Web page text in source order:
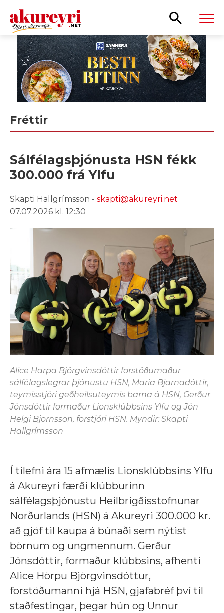
Leita
Fréttir
Sálfélagsþjónusta HSN fékk
300.000 frá Ylfu
Skapti Hallgrímsson - skapti@akureyri.net
07.07.2026 kl. 12:30
Alice Harpa Björgvinsdóttir forstöðumaður
sálfélagslegrar þjónustu HSN, María Bjarnadóttir,
teymisstjóri geðheilsuteymis barna á HSN, Gerður
Jónsdóttir formaður Lionsklúbbsins Ylfu og Jón
Helgi Björnsson, forstjóri HSN. Myndir: Skapti
Hallgrímsson
Í tilefni ára 15 afmælis Lionsklúbbsins Ylfu
á Akureyri færði klúbburinn
sálfélagsþjónustu Heilbrigðisstofnunar
Norðurlands (HSN) á Akureyri 300.000 kr.
að gjöf til kaupa á búnaði sem nýtist
börnum og ungmennum. Gerður
Jónsdóttir, formaður klúbbsins, afhenti
Alice Hörpu Björgvinsdóttur,
forstöðumanni hjá HSN, gjafabréf því til
staðfestingar, þegar hún og Unnur